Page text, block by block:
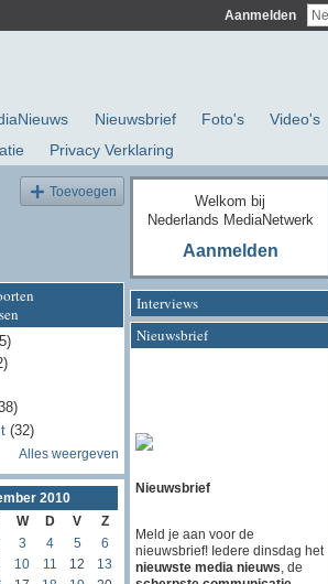
Aanmelden
Nieuwsbrief Foto's
Video's
Privacy Verklaring
Toevoegen
(32)
Alles weergeven
2010
W D V
Z
3 4 5
6
10 11 12
13
Welkom bij
Nederlands MediaNetwerk
Aanmelden
Interviews
Nieuwsbrief
Nieuwsbrief
Meld je aan voor de
nieuwsbrief! Iedere dinsdag het
nieuwste media nieuws , de